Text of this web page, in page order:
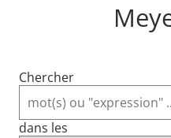
Chercher
dans les